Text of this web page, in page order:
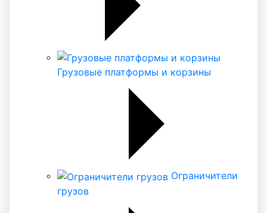
Грузовые платформы и корзины
Ограничители
грузов